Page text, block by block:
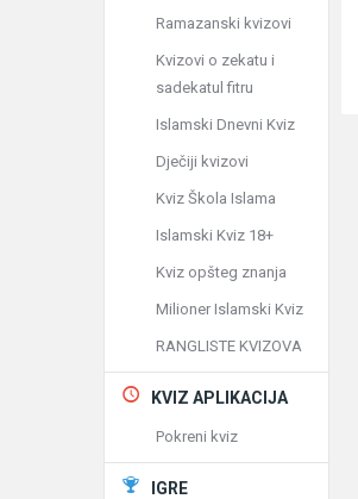
Ramazanski kvizovi
Kvizovi o zekatu i
sadekatul fitru
Islamski Dnevni Kviz
Dječiji kvizovi
Kviz Škola Islama
Islamski Kviz 18+
Kviz opšteg znanja
Milioner Islamski Kviz
RANGLISTE KVIZOVA
KVIZ APLIKACIJA
Pokreni kviz
IGRE